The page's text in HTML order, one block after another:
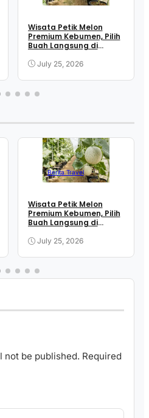
Wisata Petik Melon
Premium Kebumen, Pilih
Buah Langsung di
July 25, 2026
Berita Travel
Wisata Petik Melon
Premium Kebumen, Pilih
Buah Langsung di
July 25, 2026
not be published. Required